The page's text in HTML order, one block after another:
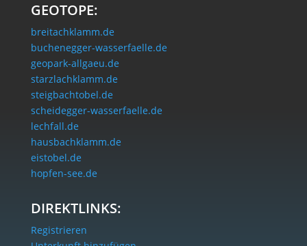
GEOTOPE:
breitachklamm.de
buchenegger-wasserfaelle.de
geopark-allgaeu.de
starzlachklamm.de
steigbachtobel.de
scheidegger-wasserfaelle.de
lechfall.de
hausbachklamm.de
eistobel.de
hopfen-see.de
DIREKTLINKS:
Registrieren